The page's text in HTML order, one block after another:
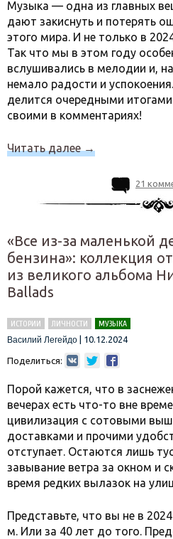
Музыка — одна из главных
дают закиснуть и потерять
этого мира. И не только в
Так что мы в этом году
вслушивались в мелодии и,
немало радости и
делится очередными
своими в комментариях!
Читать далее→
21
«Все из-за маленькой
бензина»: коллекция
из великого альбома
Ballads
ИСТОРИИ ЛИЧНОСТИ
МУЗЫКА
Василий Легейдо
10.12.2024
Поделиться:
Порой кажется, что в
вечерах есть что-то вне
цивилизация с сотовыми
доставками и прочими
отступает. Остаются лишь
завывание ветра за окном и
время редких вылазок на
Представьте, что вы не в
м. Или за 40 лет до того.